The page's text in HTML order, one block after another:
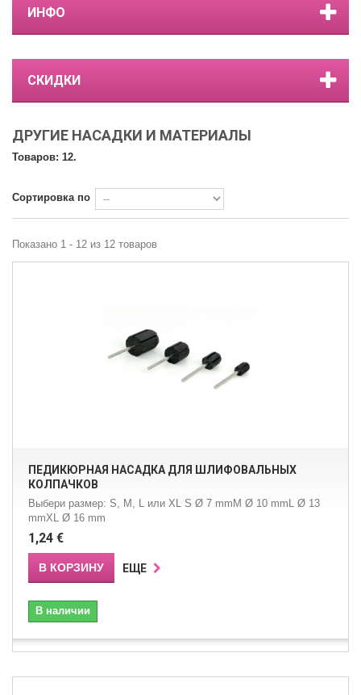
ИНФО
СКИДКИ
ДРУГИЕ НАСАДКИ И МАТЕРИАЛЫ
Товаров: 12.
Сортировка по
Показано 1 - 12 из 12 товаров
ПЕДИКЮРНАЯ НАСАДКА ДЛЯ ШЛИФОВАЛЬНЫХ
КОЛПАЧКОВ
Выбери размер: S, M, L или XL S Ø 7 mmM Ø 10 mmL Ø 13
mmXL Ø 16 mm
1,24 €
В КОРЗИНУ ЕЩЕ
В наличии